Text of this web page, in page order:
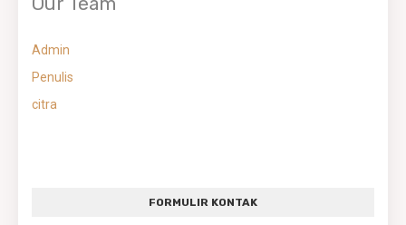
Admin
Penulis
citra
FORMULIR KONTAK